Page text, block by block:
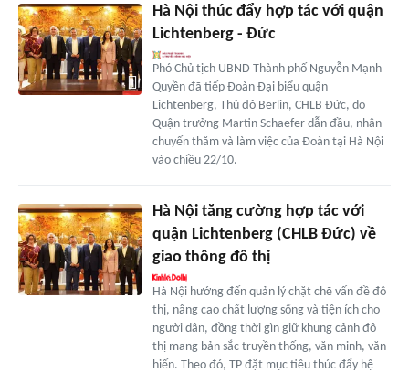
Hà Nội thúc đẩy hợp tác với quận
Lichtenberg - Đức
Phó Chủ tịch UBND Thành phố Nguyễn Mạnh
Quyền đã tiếp Đoàn Đại biểu quận
Lichtenberg, Thủ đô Berlin, CHLB Đức, do
Quận trưởng Martin Schaefer dẫn đầu, nhân
chuyến thăm và làm việc của Đoàn tại Hà Nội
vào chiều 22/10.
Hà Nội tăng cường hợp tác với
quận Lichtenberg (CHLB Đức) về
giao thông đô thị
Hà Nội hướng đến quản lý chặt chẽ vấn đề đô
thị, nâng cao chất lượng sống và tiện ích cho
người dân, đồng thời gìn giữ khung cảnh đô
thị mang bản sắc truyền thống, văn minh, văn
hiến. Theo đó, TP đặt mục tiêu thúc đẩy hệ